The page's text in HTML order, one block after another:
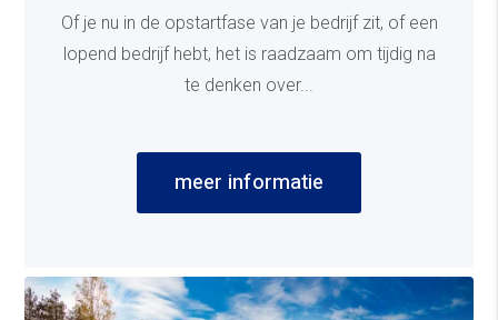
Of je nu in de opstartfase van je bedrijf zit, of een
lopend bedrijf hebt, het is raadzaam om tijdig na
te denken over...
meer informatie